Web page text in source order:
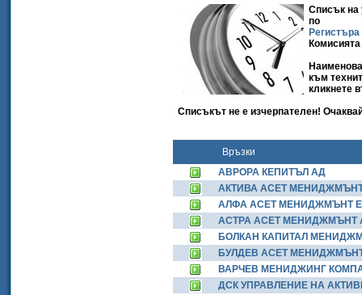
Списък на
по
към
кликнете
Списъкът не е изчерпателен!
Връзки
АВРОРА КЕПИТЪЛ АД
АКТИВА АСЕТ
АЛФА АСЕТ МЕНИДЖМЪНТ
АСТРА АСЕТ МЕНИДЖМЪНТ
БОЛКАН КАПИТАЛ
БУЛДЕВ АСЕТ
ВАРЧЕВ МЕНИДЖИНГ
ДСК УПРАВЛЕНИЕ НА